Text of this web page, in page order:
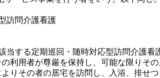
訪問介護看護
当する定期巡回・随時対応型訪問介護看
利用者が尊厳を保持し、可能な限りそ
りその者の居宅を訪問し、入浴、排せ